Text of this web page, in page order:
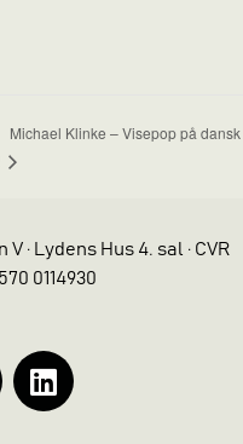
Michael Klinke – Visepop på dansk
V · Lydens Hus 4. sal · CVR
0114930